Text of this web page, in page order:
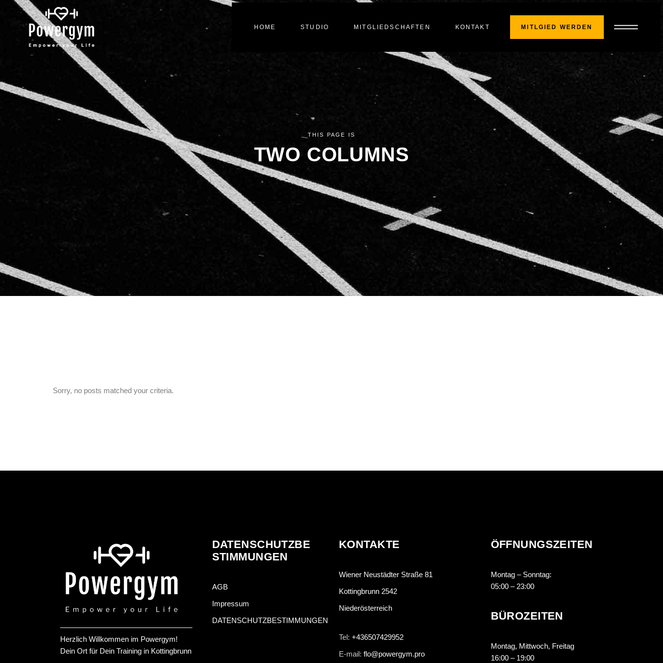
HOME STUDIO MITGLIEDSCHAFTEN KONTAKT MITLGIED WERDEN
THIS PAGE IS
TWO COLUMNS
Sorry, no posts matched your criteria.
Herzlich Willkommen im Powergym!
Dein Ort für Dein Training in Kottingbrunn
DATENSCHUTZBE
STIMMUNGEN
AGB
Impressum
DATENSCHUTZBESTIMMUNGEN
KONTAKTE
Wiener Neustädter Straße 81
Kottingbrunn 2542
Niederösterreich
Tel: +436507429952
E-mail: flo@powergym.pro
ÖFFNUNGSZEITEN
Montag – Sonntag:
05:00 – 23:00
BÜROZEITEN
Montag, Mittwoch, Freitag
16:00 – 19:00